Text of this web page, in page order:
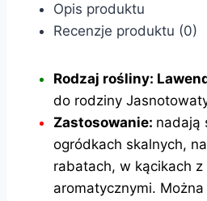
Opis produktu
Recenzje produktu (0)
Rodzaj rośliny:
do rodziny
Zastosowanie: nadają
ogródkach skalnych,
rabatach, w kącikach z
aromatycznymi.